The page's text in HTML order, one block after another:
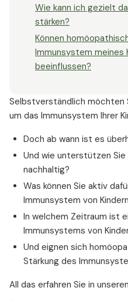
Wie kann ich gezielt
stärken?
Können
Immunsystem meines
beeinflussen?
Selbstverständlich möchten
um das Immunsystem Ihrer
Doch ab wann ist es
Und wie unterstützen
nachhaltig?
Was können Sie aktiv
Immunsystem von
In welchem Zeitraum ist
Immunsystems von
Und eignen sich
Stärkung des
All das erfahren Sie in